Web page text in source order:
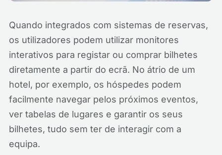
Quando integrados com sistemas de reservas,
os utilizadores podem utilizar monitores
interativos para registar ou comprar bilhetes
diretamente a partir do ecrã. No átrio de um
hotel, por exemplo, os hóspedes podem
facilmente navegar pelos próximos eventos,
ver tabelas de lugares e garantir os seus
bilhetes, tudo sem ter de interagir com a
equipa.